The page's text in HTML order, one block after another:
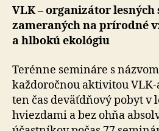
VLK – organizátor
zameraných na prírodné
a hlbokú ekológiu
Terénne semináre s
každoročnou aktivitou VLK-
ten čas deväťdňový pobyt v
hviezdami a bez ohňa